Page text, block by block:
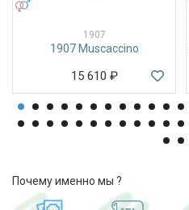
1907
1907 Muscaccino
15 610 ₽
Почему именно мы ?